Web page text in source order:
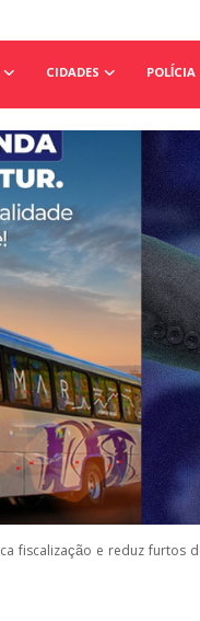
CIDADES POLÍCIA
fiscalização e reduz furtos